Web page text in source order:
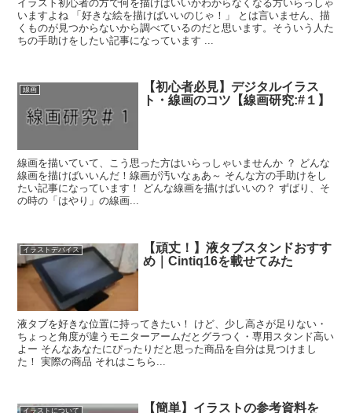
イラスト初心者の方で何を描けばいいかわからなくなる方いらっしゃ
いますよね 「好きな絵を描けばいいのじゃ！」 とは言いません、描
くものが見つからないから調べているのだと思います。そういう人た
ちの手助けをしたい記事になっています ...
線画
【初心者必見】デジタルイラス
ト・線画のコツ【線画研究:#１】
線画を描いていて、こう思った方はいらっしゃいませんか ？ どんな
線画を描けばいいんだ！線画が汚いなぁあ～ そんな方の手助けをし
たい記事になっています！ どんな線画を描けばいいの？ ずばり、そ
の時の「はやり」の線画...
イラストデバイス
【頑丈！】液タブスタンドおすす
め｜Cintiq16を載せてみた
液タブを好きな位置に持ってきたい！ けど、少し高さが足りない・
ちょっと角度が違うモニターアームだとグラつく・専用スタンド高い
よー そんなあなたにぴったりだと思った商品を自分は見つけまし
た！ 実際の商品 それはこちら...
イラストについて
【簡単】イラストの参考資料を